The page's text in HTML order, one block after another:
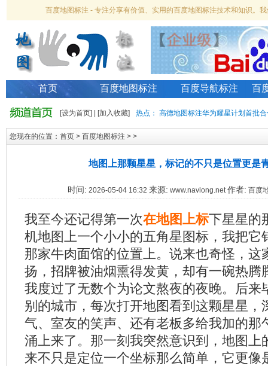
百度地图标注 - 专注分享有价值、实用的百度地图标注技术和知识。
首页 百度地图标注 百度导航标注 百
[设为首页] | [加入收藏] 热点： 高德地图标注华为耀星计划首批
您现在的位置： 首页 > 百度地图标注 > >
地图上那颗星星，标记的不只是位置更是
时间: 2026-05-04 16:32 来源: www.navlong.net 作者: 百度
我至今还记得第一次在地图上标下星星的
机地图上一个小小的五角星图标，我把它
那家牛肉面馆的位置上。说来也奇怪，这
扬，招牌被油烟熏得发黄，却有一碗热腾
我度过了无数个为论文熬夜的夜晚。后来
别的城市，每次打开地图看到这颗星星，
气、室友的笑声、还有老板多给我加的那
涌上来了。那一刻我突然意识到，地图上
来不只是定位一个坐标那么简单，它更像